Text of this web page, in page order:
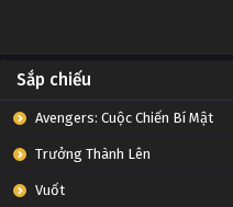
Sắp chiếu
Avengers: Cuộc Chiến Bí Mật
Trưởng Thành Lên
Vuốt